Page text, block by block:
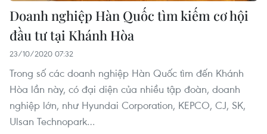
Doanh nghiệp Hàn Quốc tìm kiếm cơ hội
đầu tư tại Khánh Hòa
23/10/2020 07:32
Trong số các doanh nghiệp Hàn Quốc tìm đến Khánh
Hòa lần này, có đại diện của nhiều tập đoàn, doanh
nghiệp lớn, như Hyundai Corporation, KEPCO, CJ, SK,
Ulsan Technopark…